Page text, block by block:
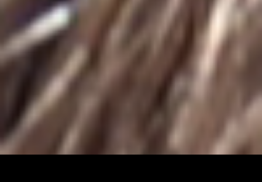
[/aesop_content]